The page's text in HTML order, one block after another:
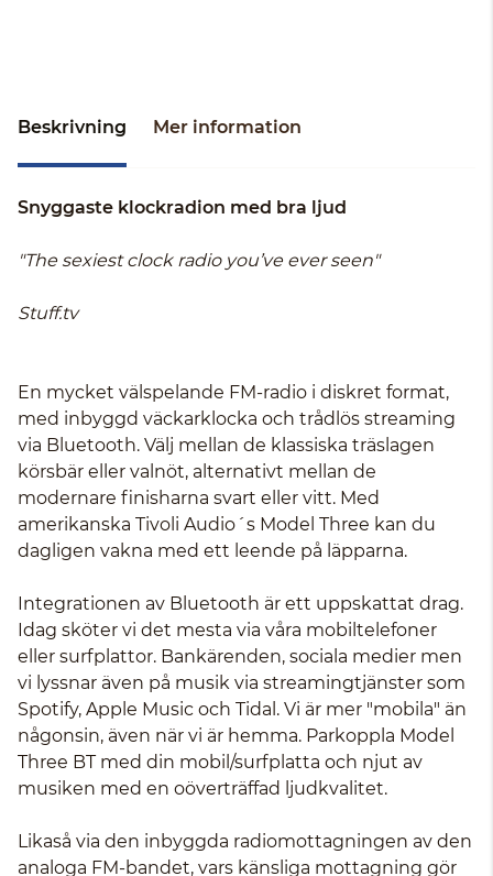
Beskrivning Mer information
Snyggaste klockradion med bra ljud
"The sexiest clock radio you’ve ever seen"
Stuff.tv
En mycket välspelande FM-radio i diskret format,
med inbyggd väckarklocka och trådlös streaming
via Bluetooth. Välj mellan de klassiska träslagen
körsbär eller valnöt, alternativt mellan de
modernare finisharna svart eller vitt. Med
amerikanska Tivoli Audio´s Model Three kan du
dagligen vakna med ett leende på läpparna.
Integrationen av Bluetooth är ett uppskattat drag.
Idag sköter vi det mesta via våra mobiltelefoner
eller surfplattor. Bankärenden, sociala medier men
vi lyssnar även på musik via streamingtjänster som
Spotify, Apple Music och Tidal. Vi är mer "mobila" än
någonsin, även när vi är hemma. Parkoppla Model
Three BT med din mobil/surfplatta och njut av
musiken med en oöverträffad ljudkvalitet.
Likaså via den inbyggda radiomottagningen av den
analoga FM-bandet, vars känsliga mottagning gör